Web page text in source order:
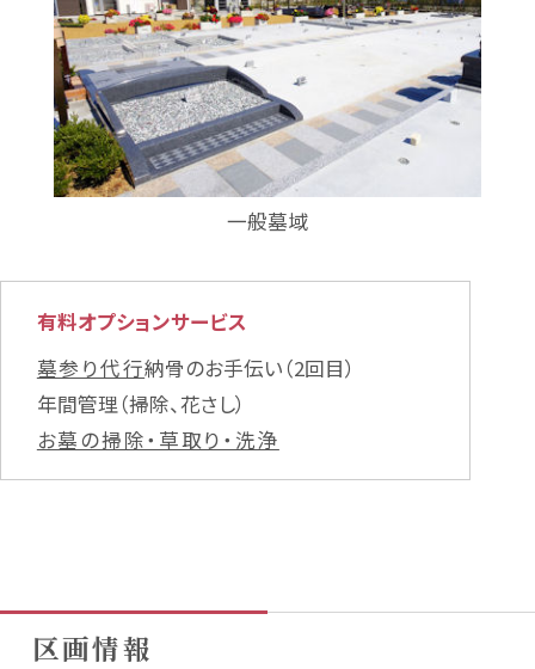
一般墓域
有料オプションサービス
墓参り代行納骨のお手伝い（2回目）
年間管理（掃除、花さし）
お墓の掃除・草取り・洗浄
区画情報